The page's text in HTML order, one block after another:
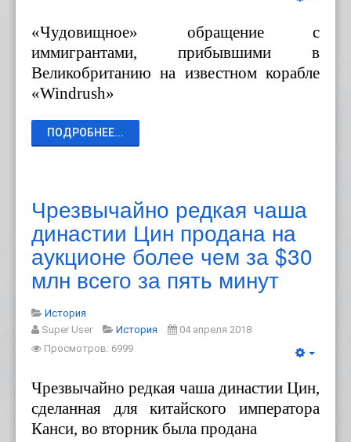
«Чудовищное» обращение с
иммигрантами, прибывшими в
Великобританию на известномкорабле
«Windrush»
ПОДРОБНЕЕ...
Чрезвычайно редкая чаша
династии Цин продана на
аукционе более чем за $30
млн всего за пять минут
История
Super User
История
04 апреля 2018
Просмотров: 6999
Чрезвычайно редкая чаша династии Цин,
сделанная для китайского императора
Канси, во вторник была продана